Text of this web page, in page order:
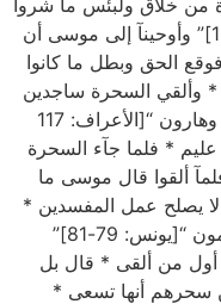
به أنفسهم لو كانوا يعلمون “[البقرة: 102]” وأوحينآ إلى موسى أن
الحق وبطل ما كانوا
* وألقي السحرة ساجدين
* قالوا آمنا برب العالمين * رب موسى وهارون “[الأعراف: 117
عليم * فلما جآء السحرة
ألقوا قال موسى ما
لا يصلح عمل المفسدين *
ويحق الله الحق بكلماته ولو كره المجرمون “[يونس: 79-81]”
أول من ألقى * قال بل
سحرهم أنها تسعى *